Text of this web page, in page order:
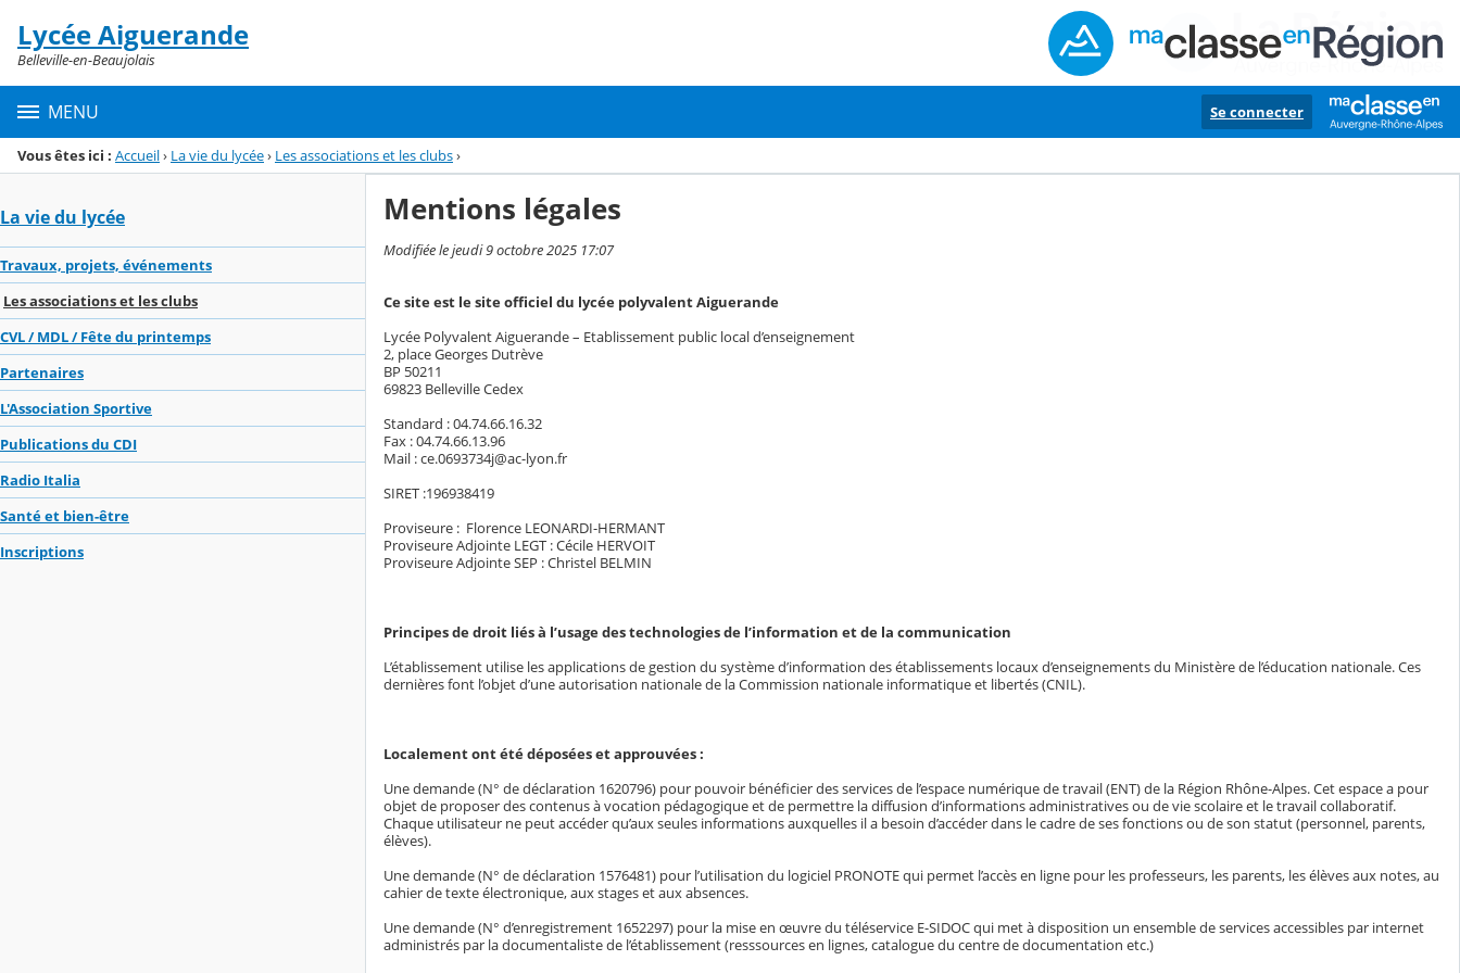
Menu de la rubrique
Contenu
Lycée Aiguerande
Belleville-en-Beaujolais
MENU Se connecter
Vous êtes ici : Accueil› La vie du lycée› Les associations et les clubs›
La vie du lycée
Travaux, projets, événements
Les associations et les clubs
CVL / MDL / Fête du printemps
Partenaires
L'Association Sportive
Publications du CDI
Radio Italia
Santé et bien-être
Inscriptions
Mentions légales
Modifiée le jeudi 9 octobre 2025 17:07
Ce site est le site officiel du lycée polyvalent Aiguerande
Lycée Polyvalent Aiguerande – Etablissement public local d’enseignement
2, place Georges Dutrève
BP 50211
69823 Belleville Cedex
Standard : 04.74.66.16.32
Fax : 04.74.66.13.96
Mail : ce.0693734j@ac-lyon.fr
SIRET :196938419
Proviseure : Florence LEONARDI-HERMANT
Proviseure Adjointe LEGT : Cécile HERVOIT
Proviseure Adjointe SEP : Christel BELMIN
Principes de droit liés à l’usage des technologies de l’information et de la communication
L’établissement utilise les applications de gestion du système d’information des établissements locaux d’enseignements du Ministère de l’éducation nationale. Ces
dernières font l’objet d’une autorisation nationale de la Commission nationale informatique et libertés (CNIL).
Localement ont été déposées et approuvées :
Une demande (N° de déclaration 1620796) pour pouvoir bénéficier des services de l’espace numérique de travail (ENT) de la Région Rhône-Alpes. Cet espace a pour
objet de proposer des contenus à vocation pédagogique et de permettre la diffusion d’informations administratives ou de vie scolaire et le travail collaboratif.
Chaque utilisateur ne peut accéder qu’aux seules informations auxquelles il a besoin d’accéder dans le cadre de ses fonctions ou de son statut (personnel, parents,
élèves).
Une demande (N° de déclaration 1576481) pour l’utilisation du logiciel PRONOTE qui permet l’accès en ligne pour les professeurs, les parents, les élèves aux notes, au
cahier de texte électronique, aux stages et aux absences.
Une demande (N° d’enregistrement 1652297) pour la mise en œuvre du téléservice E-SIDOC qui met à disposition un ensemble de services accessibles par internet
administrés par la documentaliste de l’établissement (resssources en lignes, catalogue du centre de documentation etc.)